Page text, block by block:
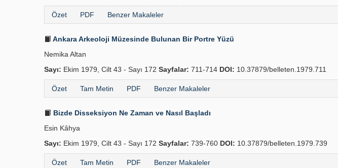
Özet PDF Benzer Makaleler
Ankara Arkeoloji Müzesinde Bulunan Bir Portre Yüzü
Nemika Altan
Sayı: Ekim 1979, Cilt 43 - Sayı 172 Sayfalar: 711-714 DOI: 10.37879/belleten.1979.711
Özet Tam Metin PDF Benzer Makaleler
Bizde Disseksiyon Ne Zaman ve Nasıl Başladı
Esin Kâhya
Sayı: Ekim 1979, Cilt 43 - Sayı 172 Sayfalar: 739-760 DOI: 10.37879/belleten.1979.739
Özet Tam Metin PDF Benzer Makaleler